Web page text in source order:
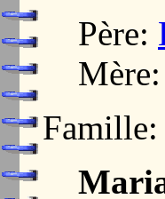
Père:
Mère:
Famille: